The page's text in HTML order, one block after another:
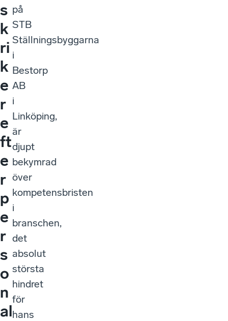
s
k
ri
k
e
r
e
ft
e
r
p
e
r
s
o
n
al
på
STB
Ställningsbyggarna
i
Bestorp
AB
i
Linköping,
är
djupt
bekymrad
över
kompetensbristen
i
branschen,
det
absolut
största
hindret
för
hans